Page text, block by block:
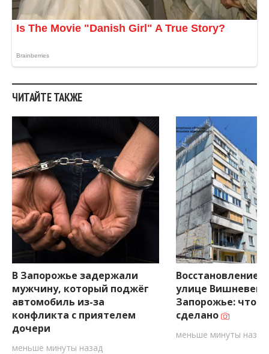
ЧИТАЙТЕ ТАКЖЕ
В Запорожье задержали
мужчину, который поджёг
автомобиль из-за
конфликта с приятелем
дочери
меньше минуты назад
Восстановление
улице
Запорожье: что
сделано
меньше минуты назад